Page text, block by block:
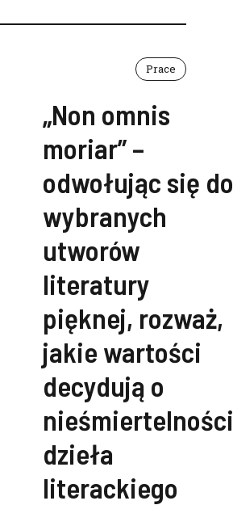
Prace
„Non omnis
moriar” –
odwołując się do
wybranych
utworów
literatury
pięknej, rozważ,
jakie wartości
decydują o
nieśmiertelności
dzieła
literackiego